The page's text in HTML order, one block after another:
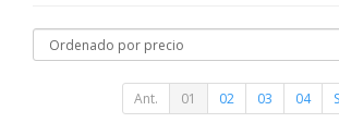
Ant. 01 02 03 04